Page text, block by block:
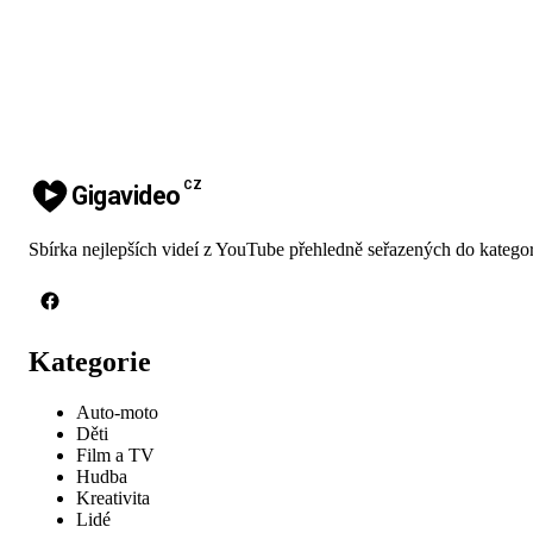
Gigavideo CZ
Sbírka nejlepších videí z YouTube přehledně seřazených do
Kategorie
Auto-moto
Děti
Film a TV
Hudba
Kreativita
Lidé